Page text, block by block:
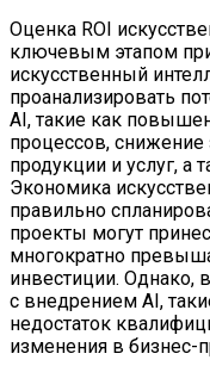
Оценка ROI
ключевым этапом
искусственный
проанализировать
AI, такие как
процессов, снижение
продукции и услуг, а
Экономика
правильно
проекты могут
многократно
инвестиции. Однако,
с внедрением AI,
недостаток
изменения в бизнес-